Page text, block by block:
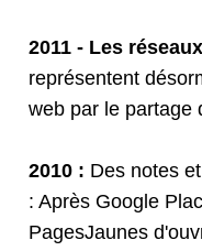
2011 - Les
représentent
web par le partage
2010 : Des notes
: Après Google
PagesJaunes